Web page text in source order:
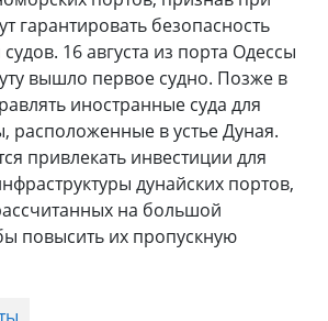
гарантировать безопасность
16 августа из порта Одессы
вышло первое судно. Позже в
иностранные суда для
расположенные в устье Дуная.
привлекать инвестиции для
дунайских портов,
на большой
повысить их пропускную